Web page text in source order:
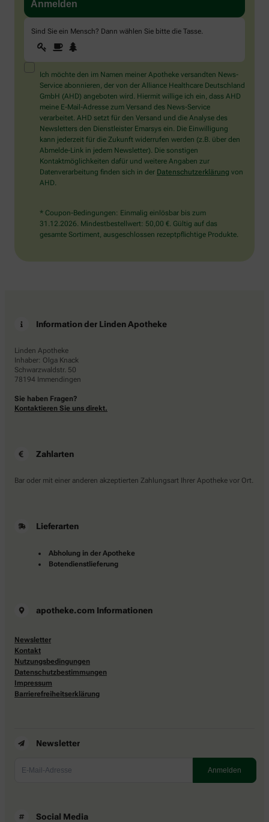
Sind Sie ein Mensch? Dann wählen Sie bitte die Tasse.
Sind
Sie
ein
Mensch?
Dann
wählen
Sie
bitte
die
Tasse.
1 2
Ich möchte den im Namen meiner Apotheke versandten News-
Service abonnieren, der von der Alliance Healthcare Deutschland
GmbH (AHD) angeboten wird. Hiermit willige ich ein, dass AHD
meine E-Mail-Adresse zum Versand des News-Service
verarbeitet. AHD setzt für den Versand und die Analyse des
Newsletters den Dienstleister Emarsys ein. Die Einwilligung
kann jederzeit für die Zukunft widerrufen werden (z.B. über den
Abmelde-Link in jedem Newsletter). Die sonstigen
Kontaktmöglichkeiten dafür und weitere Angaben zur
Datenverarbeitung finden sich in der Datenschutzerklärung von
AHD.
* Coupon-Bedingungen: Einmalig einlösbar bis zum
31.12.2026. Mindestbestellwert: 50,00 €. Gültig auf das
gesamte Sortiment, ausgeschlossen rezeptpflichtige Produkte.
Information der Linden Apotheke
Linden Apotheke
Inhaber: Olga Knack
Schwarzwaldstr. 50
78194 Immendingen
Sie haben Fragen?
Kontaktieren Sie uns direkt.
Zahlarten
Bar oder mit einer anderen akzeptierten Zahlungsart Ihrer Apotheke vor Ort.
Lieferarten
Abholung in der Apotheke
Botendienstlieferung
apotheke.com Informationen
Newsletter
Kontakt
Nutzungsbedingungen
Datenschutzbestimmungen
Impressum
Barrierefreiheitserklärung
Newsletter
Social Media